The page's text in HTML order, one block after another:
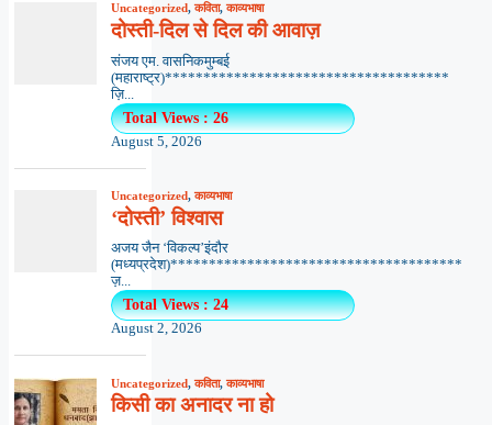
Uncategorized,कविता,काव्यभाषा
दोस्ती-दिल से दिल की आवाज़
संजय एम. वासनिकमुम्बई
(महाराष्ट्र)*************************************
ज़ि...
Total Views : 26
August 5, 2026
Uncategorized,काव्यभाषा
‘दोस्ती’ विश्वास
अजय जैन ‘विकल्प’इंदौर
(मध्यप्रदेश)**************************************
ज़...
Total Views : 24
August 2, 2026
Uncategorized,कविता,काव्यभाषा
किसी का अनादर ना हो